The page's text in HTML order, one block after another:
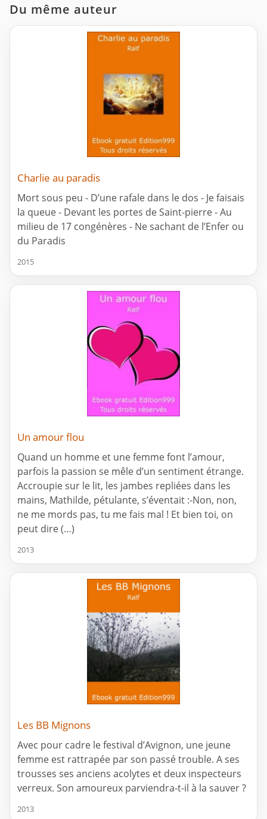
Du même auteur
Charlie au paradis
Mort sous peu - D’une rafale dans le dos - Je faisais
la queue - Devant les portes de Saint-pierre - Au
milieu de 17 congénères - Ne sachant de l’Enfer ou
du Paradis
2015
Un amour flou
Quand un homme et une femme font l’amour,
parfois la passion se mêle d’un sentiment étrange.
Accroupie sur le lit, les jambes repliées dans les
mains, Mathilde, pétulante, s’éventait :-Non, non,
ne me mords pas, tu me fais mal ! Et bien toi, on
peut dire (…)
2013
Les BB Mignons
Avec pour cadre le festival d’Avignon, une jeune
femme est rattrapée par son passé trouble. A ses
trousses ses anciens acolytes et deux inspecteurs
verreux. Son amoureux parviendra-t-il à la sauver ?
2013